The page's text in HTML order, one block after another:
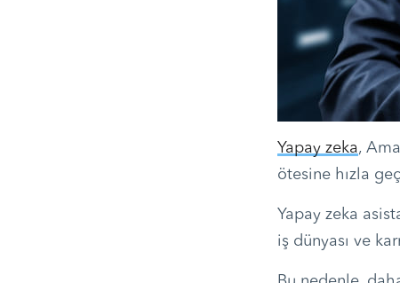
Yapay zeka,
ötesine hızla
Yapay zeka
iş dünyası ve